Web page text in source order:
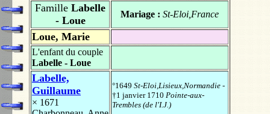
Famille Labelle
- Loue
Mariage : St-Eloi,France
Loue, Marie
L'enfant du couple
Labelle - Loue
Labelle,
Guillaume
× 1671
°1649 St-Eloi,Lisieux,Normandie -
†1 janvier 1710 Pointe-aux-
Trembles (de l'I.J.)